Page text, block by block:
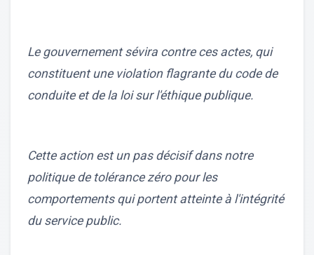
Le gouvernement sévira contre ces actes, qui
constituent une violation flagrante du code de
conduite et de la loi sur l'éthique publique.
Cette action est un pas décisif dans notre
politique de tolérance zéro pour les
comportements qui portent atteinte à l'intégrité
du service public.